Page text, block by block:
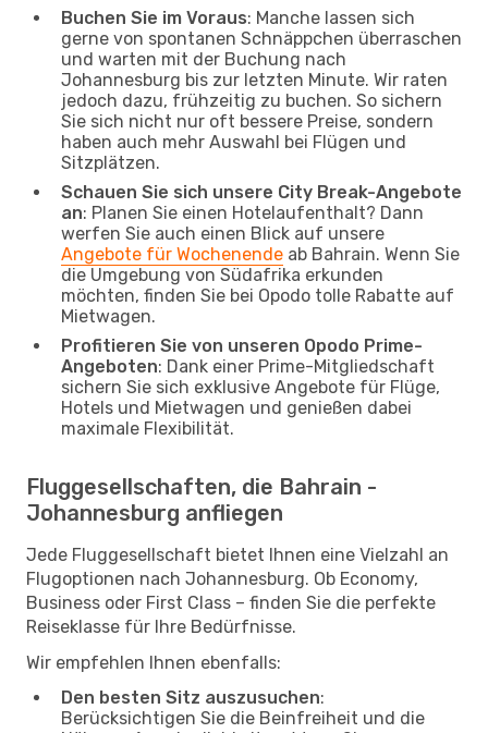
Buchen Sie im Voraus: Manche lassen sich
gerne von spontanen Schnäppchen überraschen
und warten mit der Buchung nach
Johannesburg bis zur letzten Minute. Wir raten
jedoch dazu, frühzeitig zu buchen. So sichern
Sie sich nicht nur oft bessere Preise, sondern
haben auch mehr Auswahl bei Flügen und
Sitzplätzen.
Schauen Sie sich unsere City Break-Angebote
an: Planen Sie einen Hotelaufenthalt? Dann
werfen Sie auch einen Blick auf unsere
Angebote für Wochenende ab Bahrain. Wenn Sie
die Umgebung von Südafrika erkunden
möchten, finden Sie bei Opodo tolle Rabatte auf
Mietwagen.
Profitieren Sie von unseren Opodo Prime-
Angeboten: Dank einer Prime-Mitgliedschaft
sichern Sie sich exklusive Angebote für Flüge,
Hotels und Mietwagen und genießen dabei
maximale Flexibilität.
Fluggesellschaften, die Bahrain -
Johannesburg anfliegen
Jede Fluggesellschaft bietet Ihnen eine Vielzahl an
Flugoptionen nach Johannesburg. Ob Economy,
Business oder First Class – finden Sie die perfekte
Reiseklasse für Ihre Bedürfnisse.
Wir empfehlen Ihnen ebenfalls:
Den besten Sitz auszusuchen:
Berücksichtigen Sie die Beinfreiheit und die